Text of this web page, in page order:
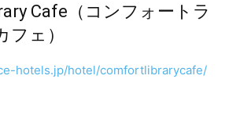
Cafe（コンフォートラ
フェ）
hotels.jp/hotel/comfortlibrarycafe/